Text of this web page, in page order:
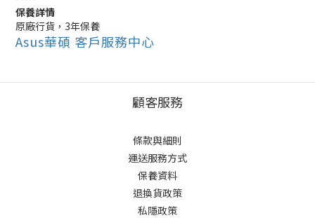
保養詳情
原廠行貨，3年保養
Asus華碩 客戶服務中心
顧客服務
條款與細則
運送服務方式
保養資料
退換貨政策
私隱政策